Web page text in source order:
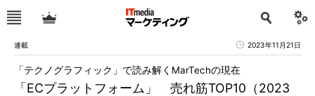
連載 2023年11月21日
「ECプラットフォーム」 売れ筋TOP10（2023
「テクノグラフィック」で読み解くMarTechの現在